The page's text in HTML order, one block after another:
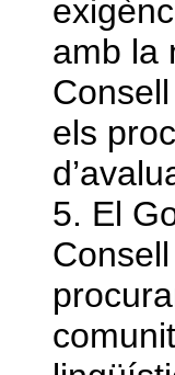
amb la
els
5. El